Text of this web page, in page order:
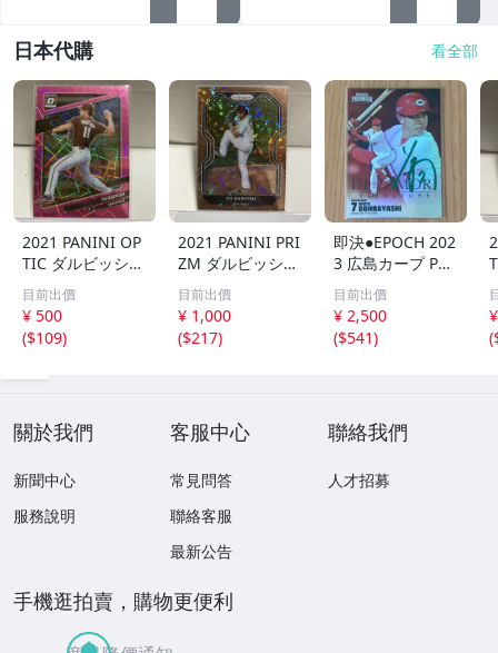
日本代購 看全部
2021 PANINI OP
TIC ダルビッシュ
有 249枚限定
シリアルカード
パドレス
目前出價
¥ 500
($109)
2021 PANINI PRI
ZM ダルビッシュ
有 40枚限定
シリアルカード
パドレス
目前出價
¥ 1,000
($217)
即決●EPOCH 202
3 広島カープ PRE
MIER EDITION
堂林翔太 /5枚限
定 デコモリ緑箔
サインカード #D
目前出價
¥ 2,500
($541)
(
關於我們
新聞中心
服務說明
客服中心
常見問答
聯絡客服
最新公告
聯絡我們
人才招募
手機逛拍賣，購物更便利